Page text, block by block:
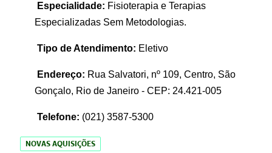
Especialidade: Fisioterapia e Terapias
Especializadas Sem Metodologias.
Tipo de Atendimento: Eletivo
Endereço: Rua Salvatori, nº 109, Centro, São
Gonçalo, Rio de Janeiro - CEP: 24.421-005
Telefone: (021) 3587-5300
NOVAS AQUISIÇÕES